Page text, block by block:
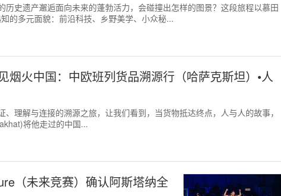
史遗产邂逅面向未来的蓬勃活力，会碰撞出怎样的图景？这段旅程以慕田
的多元面貌：前沿科技、乡野美学、小众秘...
烟火中国：中欧班列货品溯源行（哈萨克斯坦）•人
理解与连接的溯源之旅，让我们看到，当货物抵达终点，人与人的故事，
将他走过的中国...
（未来竞赛）确认阿斯塔纳全